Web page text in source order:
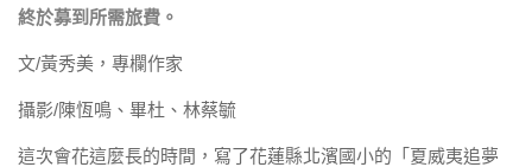
終於募到所需旅費。
文/黃秀美，專欄作家
攝影/陳恆鳴、畢杜、林蔡毓
這次會花這麼長的時間，寫了花蓮縣北濱國小的「夏威夷追夢